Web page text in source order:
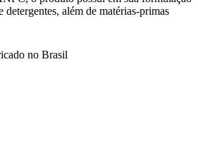
detergentes, além de matérias-primas